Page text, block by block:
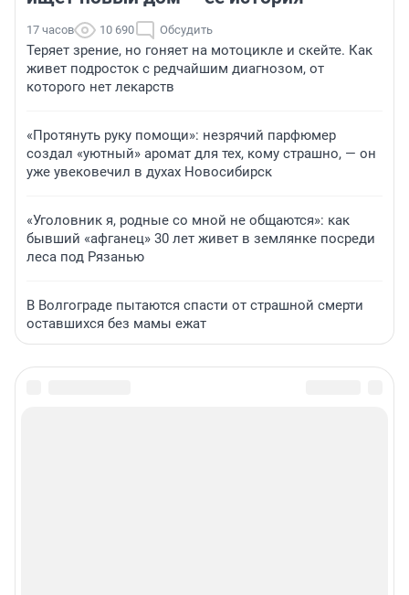
17 часов 10 690 Обсудить
Теряет зрение, но гоняет на мотоцикле и скейте. Как
живет подросток с редчайшим диагнозом, от
которого нет лекарств
«Протянуть руку помощи»: незрячий парфюмер
создал «уютный» аромат для тех, кому страшно, — он
уже увековечил в духах Новосибирск
«Уголовник я, родные со мной не общаются»: как
бывший «афганец» 30 лет живет в землянке посреди
леса под Рязанью
В Волгограде пытаются спасти от страшной смерти
оставшихся без мамы ежат